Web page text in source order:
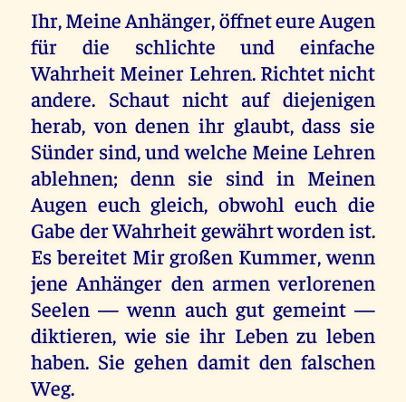
Ihr, Meine Anhänger, öffnet eure Augen
für die schlichte und einfache
Wahrheit Meiner Lehren. Richtet nicht
andere. Schaut nicht auf diejenigen
herab, von denen ihr glaubt, dass sie
Sünder sind, und welche Meine Lehren
ablehnen; denn sie sind in Meinen
Augen euch gleich, obwohl euch die
Gabe der Wahrheit gewährt worden ist.
Es bereitet Mir großen Kummer, wenn
jene Anhänger den armen verlorenen
Seelen — wenn auch gut gemeint —
diktieren, wie sie ihr Leben zu leben
haben. Sie gehen damit den falschen
Weg.